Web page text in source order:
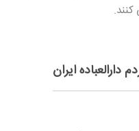
ایران